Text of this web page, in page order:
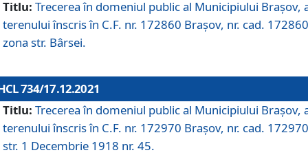
Titlu: Trecerea în domeniul public al Municipiului Braşov,
terenului înscris în C.F. nr. 172860 Brașov, nr. cad.
zona str. Bârsei.
734/17.12.2021
Titlu: Trecerea în domeniul public al Municipiului Braşov,
terenului înscris în C.F. nr. 172970 Brașov, nr. cad.
str. 1 Decembrie 1918 nr. 45.